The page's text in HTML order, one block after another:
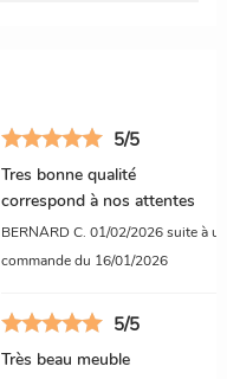
5/5
Tres bonne qualité
correspond à nos attentes
BERNARD C. 01/02/2026suite à une
commande du 16/01/2026
5/5
Très beau meuble